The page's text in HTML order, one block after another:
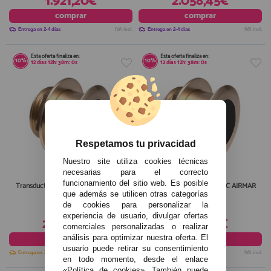
comprar
Entrega en 2-4 días IVA incl.
comprar
Entrega en 2-4 días IVA incl.
10% Esta oferta finaliza en:
12días12h:38m:0s
Transductor Simrad XSONIC AIRMAR
B175H-W 20° 6FT
2.058,45€
2.287,15€
comprar
Entrega en 7-10 días IVA incl.
10% Esta oferta finaliza en:
12días12h:38m:0s
Transductor Simrad XSONIC AIRMAR
B175M 0° 6FT
1.624,40€
1.804,90€
comprar
Entrega en 2-4 días IVA incl.
Respetamos tu privacidad
Nuestro site utiliza cookies técnicas
necesarias para el correcto
funcionamiento del sitio web. Es posible
que además se utilicen otras categorías
de cookies para personalizar la
experiencia de usuario, divulgar ofertas
comerciales personalizadas o realizar
análisis para optimizar nuestra oferta. El
usuario puede retirar su consentimiento
en todo momento, desde el enlace